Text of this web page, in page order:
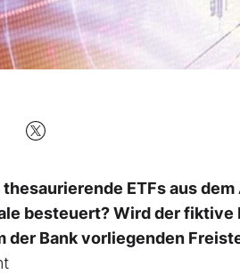
ETFs aus
besteuert? Wird der fiktive
der Bank vorliegenden